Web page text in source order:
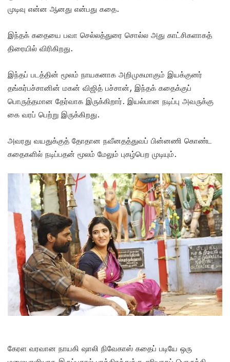
முடிவு என்ன ஆனது என்பது கதை.
இந்தக் கதையை பவா செல்லத்துரை சொல்ல அது காட்சிகளாகத்
திரையில் விரிகிறது.
இந்தப் படத்தின் மூலம் நாயகனாக அறிமுகமாகும் இயக்குனர்
தங்கர்பச்சானின் மகன் விஜித் பச்சான், இந்தக் கதைக்குப்
பொருத்தமான தேர்வாக இருக்கிறார். இயல்பான நடிப்பு அவருக்கு
கை வரப் பெற்று இருக்கிறது.
அவரது வயதுக்குத் தோதான நவீனதத்துவப் பின்னணி கொண்ட
கதைகளில் நடிப்பதன் மூலம் மேலும் புகழ்பெற முடியும்.
கேரள வரவான நாயகி ஷாலி நிவேகாஸ் கதைப் படியே ஒரு